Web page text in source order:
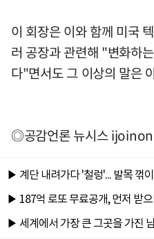
이 회장은 이와 함께 미국
러 공장과 관련해 "변화하
다"면서도 그 이상의 말은
◎공감언론 뉴시스